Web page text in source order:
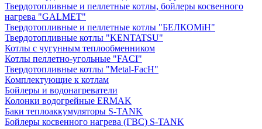
Твердотопливные и пеллетные котлы, бойлеры косвенного
нагрева "GALMET"
Твердотопливные и пеллетные котлы "БЕЛКОМiН"
Твердотопливные котлы "KENTATSU"
Котлы с чугунным теплообменником
Котлы пеллетно-угольные "FACI"
Твердотопливные котлы "Metal-FacH"
Комплектующие к котлам
Бойлеры и водонагреватели
Колонки водогрейные ERMAK
Баки теплоаккумуляторы S-TANK
Бойлеры косвенного нагрева (ГВС) S-TANK